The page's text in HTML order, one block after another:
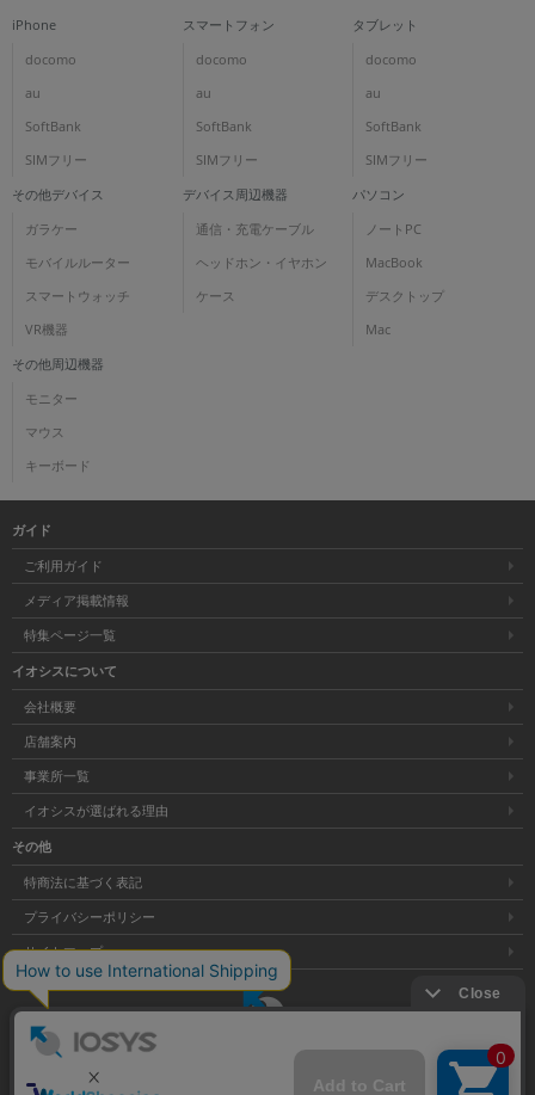
iPhone
docomo
au
SoftBank
SIMフリー
スマートフォン
docomo
au
SoftBank
SIMフリー
タブレット
docomo
au
SoftBank
SIMフリー
その他デバイス
ガラケー
モバイルルーター
スマートウォッチ
VR機器
デバイス周辺機器
通信・充電ケーブル
ヘッドホン・イヤホン
ケース
パソコン
ノートPC
MacBook
デスクトップ
Mac
その他周辺機器
モニター
マウス
キーボード
ガイド
ご利用ガイド
メディア掲載情報
特集ページ一覧
イオシスについて
会社概要
店舗案内
事業所一覧
イオシスが選ばれる理由
その他
特商法に基づく表記
プライバシーポリシー
サイトマップ
大阪府公安委員会発行 古物商許可証 第621121002176号